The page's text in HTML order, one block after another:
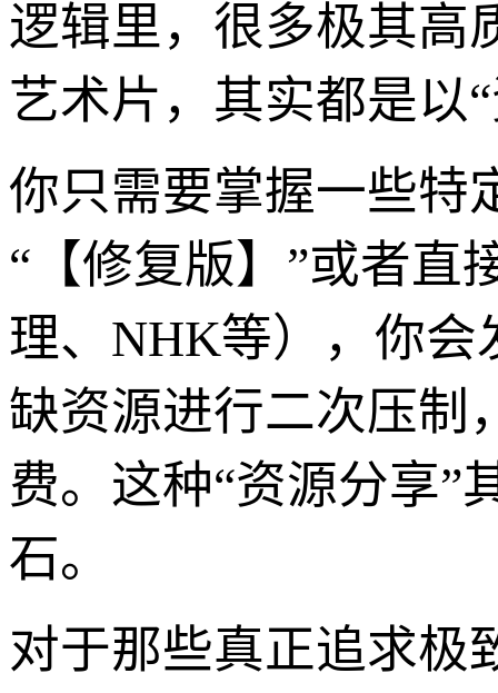
逻辑里，很多极其高
艺术片，其实都是以
你只需要掌握一些特
“【修复版】”或者直
理、NHK等），你会
缺资源进行二次压制
费。这种“资源分享”
石。
对于那些真正追求极